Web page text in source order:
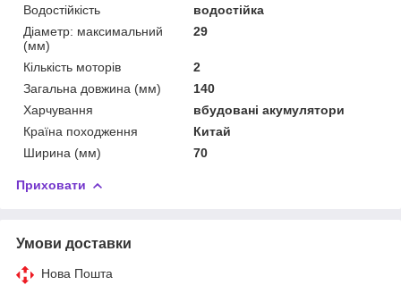
Водостійкість
водостійка
Діаметр: максимальний
(мм)
29
Кількість моторів
2
Загальна довжина (мм)
140
Харчування
вбудовані акумулятори
Країна походження
Китай
Ширина (мм)
70
Приховати
Умови доставки
Нова Пошта